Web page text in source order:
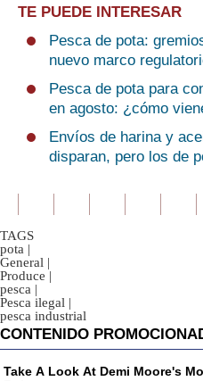
TE PUEDE INTERESAR
Pesca de pota:
nuevo marco
Pesca de pota para
en agosto: ¿cómo
Envíos de harina y
disparan, pero los de
TAGS
pota |
General |
Produce |
pesca |
Pesca ilegal |
pesca industrial